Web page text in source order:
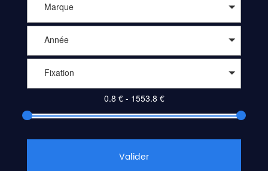
Marque
Année
Fixation
Valider